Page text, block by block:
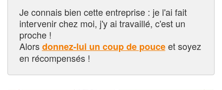
Je connais bien cette entreprise : je l'ai fait
intervenir chez moi, j'y ai travaillé, c'est un
proche !
Alorsdonnez-lui un coup de pouceet soyez
en récompensés !